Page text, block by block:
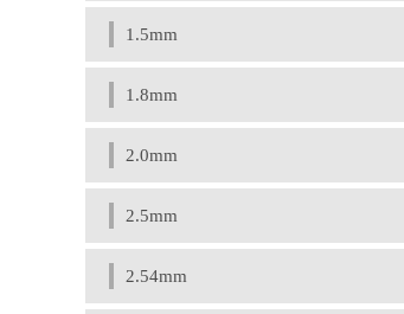
1.5mm
1.8mm
2.0mm
2.5mm
2.54mm